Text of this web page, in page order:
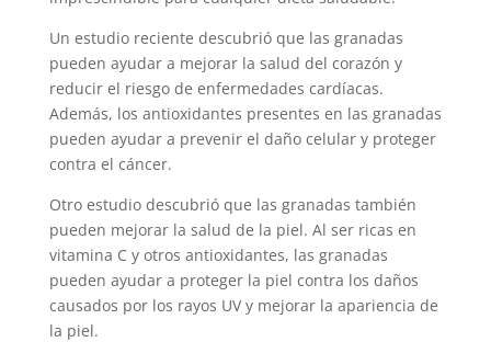
Un estudio reciente descubrió que las granadas
pueden ayudar a mejorar la salud del corazón y
reducir el riesgo de enfermedades cardíacas.
Además, los antioxidantes presentes en las granadas
pueden ayudar a prevenir el daño celular y proteger
contra el cáncer.
Otro estudio descubrió que las granadas también
pueden mejorar la salud de la piel. Al ser ricas en
vitamina C y otros antioxidantes, las granadas
pueden ayudar a proteger la piel contra los daños
causados por los rayos UV y mejorar la apariencia de
la piel.